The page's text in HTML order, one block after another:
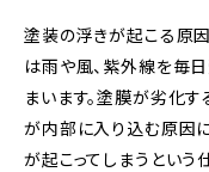
塗装の浮きが起こる原
は雨や風、紫外線を毎
まいます。塗膜が劣化
が内部に入り込む原因
が起こってしまうという